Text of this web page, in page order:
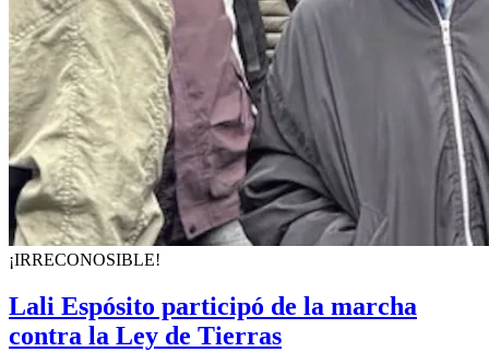
¡IRRECONOSIBLE!
Lali Espósito participó de la marcha
contra la Ley de Tierras